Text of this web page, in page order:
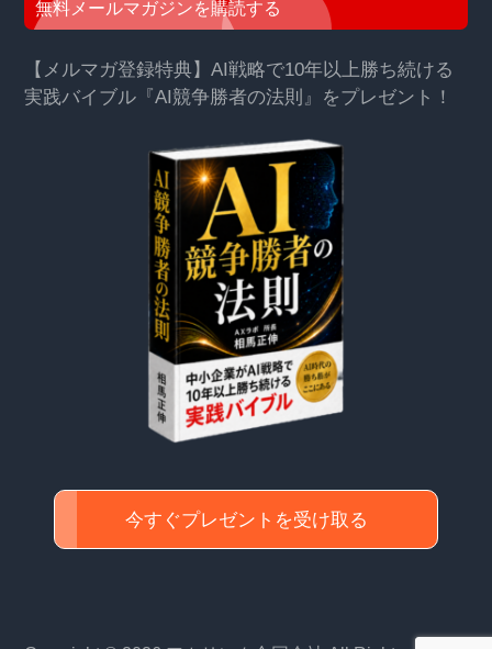
無料メールマガジンを購読する
【メルマガ登録特典】AI戦略で10年以上勝ち続ける
実践バイブル『AI競争勝者の法則』をプレゼント！
今すぐプレゼントを受け取る